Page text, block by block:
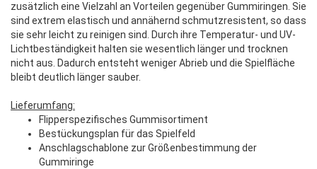
zusätzlich eine Vielzahl an Vorteilen gegenüber Gummiringen. Sie
sind extrem elastisch und annähernd schmutzresistent, so dass
sie sehr leicht zu reinigen sind. Durch ihre Temperatur- und UV-
Lichtbeständigkeit halten sie wesentlich länger und trocknen
nicht aus. Dadurch entsteht weniger Abrieb und die Spielfläche
bleibt deutlich länger sauber.
Lieferumfang:
Flipperspezifisches Gummisortiment
Bestückungsplan für das Spielfeld
Anschlagschablone zur Größenbestimmung der
Gummiringe